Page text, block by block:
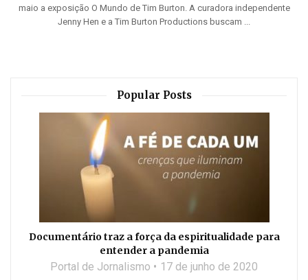
maio a exposição O Mundo de Tim Burton. A curadora independente
Jenny Hen e a Tim Burton Productions buscam ...
Popular Posts
Documentário traz a força da espiritualidade para
entender a pandemia
Portal de Jornalismo 17 de junho de 2020